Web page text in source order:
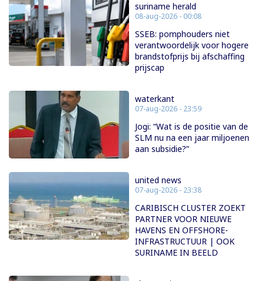
suriname herald
08-aug-2026 - 00:08
SSEB: pomphouders niet
verantwoordelijk voor hogere
brandstofprijs bij afschaffing
prijscap
waterkant
07-aug-2026 - 23:59
Jogi: “Wat is de positie van de
SLM nu na een jaar miljoenen
aan subsidie?”
united news
07-aug-2026 - 23:38
CARIBISCH CLUSTER ZOEKT
PARTNER VOOR NIEUWE
HAVENS EN OFFSHORE-
INFRASTRUCTUUR | OOK
SURINAME IN BEELD